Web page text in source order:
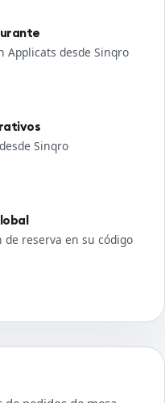
desde Sinqro
Sinqro
reserva en su código